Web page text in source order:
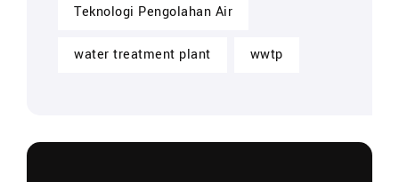
Teknologi Pengolahan Air
water treatment plant wwtp